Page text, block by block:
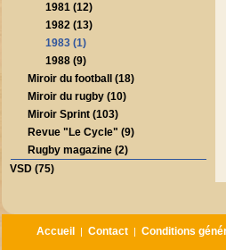
1981 (12)
1982 (13)
1983 (1)
1988 (9)
Miroir du football (18)
Miroir du rugby (10)
Miroir Sprint (103)
Revue "Le Cycle" (9)
Rugby magazine (2)
VSD (75)
Accueil |Contact |Conditions